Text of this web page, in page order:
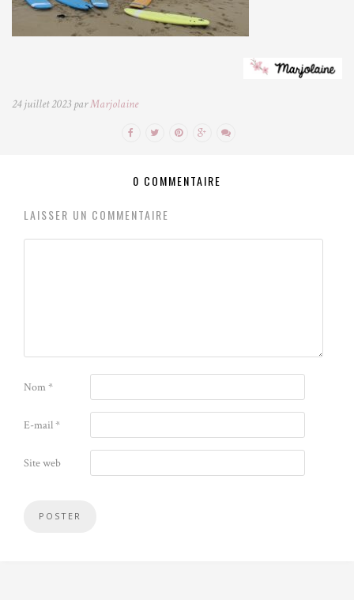
24 juillet 2023 parMarjolaine
0 COMMENTAIRE
LAISSER UN COMMENTAIRE
Nom*
E-mail*
Site web